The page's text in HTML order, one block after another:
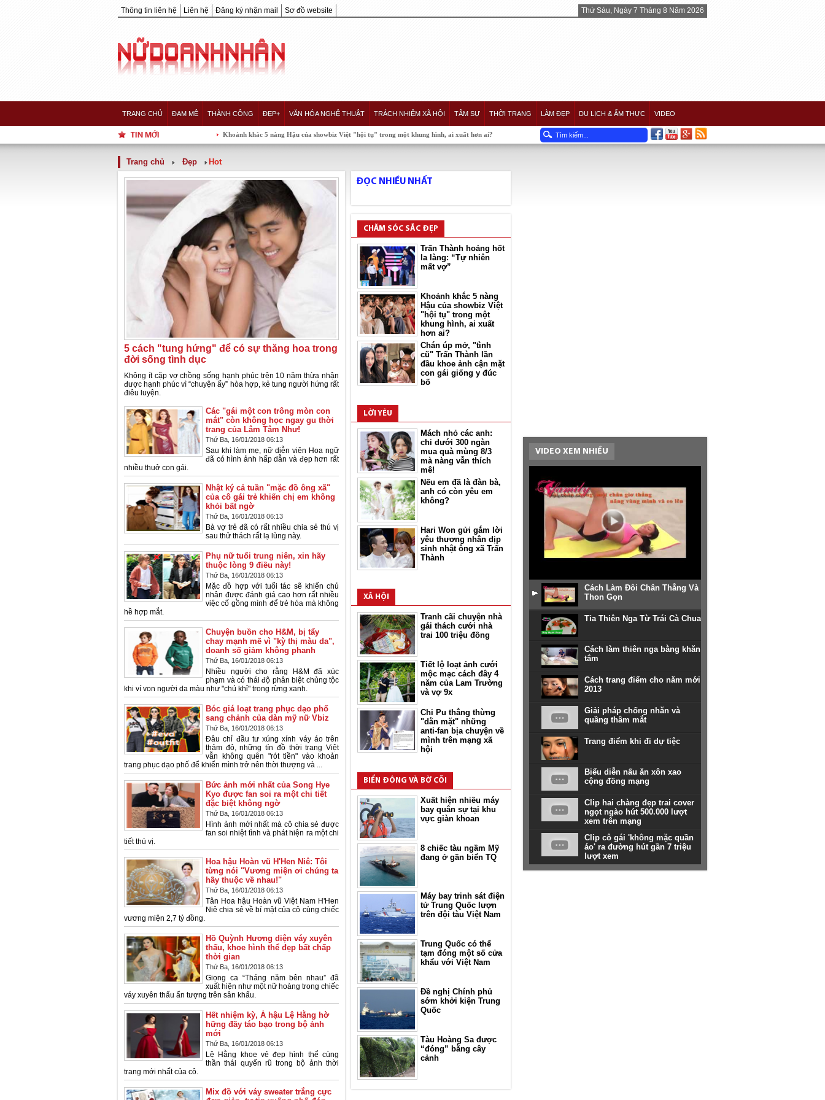
Thông tin liên hệ Liên hệ Đăng ký nhận mail Sơ đồ website Thứ Sáu, Ngày 7 Tháng 8 Năm 2026
TRANG CHỦ ĐAM MÊ THÀNH CÔNG ĐẸP+ VĂN HÓA NGHỆ THUẬT TRÁCH NHIỆM XÃ HỘI TÂM SỰ THỜI TRANG LÀM ĐẸP DU LỊCH & ẨM THỰC VIDEO
Khoảnh khắc 5 nàng Hậu của showbiz Việt "hội tụ" trong một khung hình, ai xuất hơn ai?
Trang chủ Đẹp Hot
5 cách "tung hứng" để có sự thăng hoa trong
đời sống tình dục
Không ít cặp vợ chồng sống hạnh phúc trên 10 năm thừa nhận
được hạnh phúc vì “chuyện ấy” hòa hợp, kẻ tung người hứng rất
điêu luyện.
Các "gái một con trông mòn con
mắt" còn không học ngay gu thời
trang của Lâm Tâm Như!
Thứ Ba, 16/01/2018 06:13
Sau khi làm mẹ, nữ diễn viên Hoa ngữ
đã có hình ảnh hấp dẫn và đẹp hơn rất
nhiều thuở con gái.
Nhật ký cả tuần "mặc đồ ông xã"
của cô gái trẻ khiến chị em không
khỏi bất ngờ
Thứ Ba, 16/01/2018 06:13
Bà vợ trẻ đã có rất nhiều chia sẻ thú vị
sau thử thách rất lạ lùng này.
Phụ nữ tuổi trung niên, xin hãy
thuộc lòng 9 điều này!
Thứ Ba, 16/01/2018 06:13
Mặc đồ hợp với tuổi tác sẽ khiến chủ
nhân được đánh giá cao hơn rất nhiều
việc cố gồng mình để trẻ hóa mà không
hề hợp mắt.
Chuyện buồn cho H&M, bị tẩy
chay mạnh mẽ vì "kỳ thị màu da",
doanh số giảm không phanh
Thứ Ba, 16/01/2018 06:13
Nhiều người cho rằng H&M đã xúc
phạm và có thái độ phân biệt chủng tộc
khi ví von người da màu như "chú khỉ" trong rừng xanh.
Bóc giá loạt trang phục dạo phố
sang chảnh của dàn mỹ nữ Vbiz
Thứ Ba, 16/01/2018 06:13
Đâu chỉ đầu tư xúng xính váy áo trên
thảm đỏ, những tín đồ thời trang Việt
vẫn không quên "rót tiền" vào khoản
trang phục dạo phố để khiến mình trở nên thời thượng và ...
Bức ảnh mới nhất của Song Hye
Kyo được fan soi ra một chi tiết
đặc biệt không ngờ
Thứ Ba, 16/01/2018 06:13
Hình ảnh mới nhất mà cô chia sẻ được
fan soi nhiệt tình và phát hiện ra một chi
tiết thú vị.
Hoa hậu Hoàn vũ H'Hen Niê: Tôi
từng nói "Vương miện ơi chúng ta
hãy thuộc về nhau!"
Thứ Ba, 16/01/2018 06:13
Tân Hoa hậu Hoàn vũ Việt Nam H'Hen
Niê chia sẻ về bí mật của cô cùng chiếc
vương miện 2,7 tỷ đồng.
Hồ Quỳnh Hương diện váy xuyên
thấu, khoe hình thể đẹp bất chấp
thời gian
Thứ Ba, 16/01/2018 06:13
Giọng ca “Tháng năm bên nhau” đã
xuất hiện như một nữ hoàng trong chiếc
váy xuyên thấu ấn tượng trên sân khấu.
Hết nhiệm kỳ, Á hậu Lệ Hằng hờ
hững đầy táo bạo trong bộ ảnh
mới
Thứ Ba, 16/01/2018 06:13
Lệ Hằng khoe vẻ đẹp hình thể cùng
thần thái quyến rũ trong bộ ảnh thời
trang mới nhất của cô.
Mix đồ với váy sweater trắng cực
ĐỌC NHIỀU NHẤT
CHĂM SÓC SẮC ĐẸP
Trấn Thành hoảng hốt
la làng: “Tự nhiên
mất vợ”
Khoảnh khắc 5 nàng
Hậu của showbiz Việt
"hội tụ" trong một
khung hình, ai xuất
hơn ai?
Chán úp mở, "tình
cũ" Trấn Thành lần
đầu khoe ảnh cận mặt
con gái giống y đúc
bố
LỜI YÊU
Mách nhỏ các anh:
chi dưới 300 ngàn
mua quà mùng 8/3
mà nàng vẫn thích
mê!
Nếu em đã là đàn bà,
anh có còn yêu em
không?
Hari Won gửi gắm lời
yêu thương nhân dịp
sinh nhật ông xã Trấn
Thành
XÃ HỘI
Tranh cãi chuyện nhà
gái thách cưới nhà
trai 100 triệu đồng
Tiết lộ loạt ảnh cưới
mộc mạc cách đây 4
năm của Lam Trường
và vợ 9x
Chi Pu thẳng thừng
"dằn mặt" những
anti-fan bịa chuyện về
mình trên mạng xã
hội
BIỂN ĐÔNG VÀ BỜ CÕI
Xuất hiện nhiều máy
bay quân sự tại khu
vực giàn khoan
8 chiếc tàu ngầm Mỹ
đang ở gần biển TQ
Máy bay trinh sát điện
tử Trung Quốc lượn
trên đội tàu Việt Nam
Trung Quốc có thể
tạm đóng một số cửa
khẩu với Việt Nam
Đề nghị Chính phủ
sớm khởi kiện Trung
Quốc
Tàu Hoàng Sa được
“đóng” bằng cây
cảnh
VIDEO XEM NHIỀU
Cách Làm Đôi Chân Thẳng Và
Thon Gọn
Tỉa Thiên Nga Từ Trái Cà Chua
Cách làm thiên nga bằng khăn
tắm
Cách trang điểm cho năm mới
2013
Giải pháp chống nhăn và
quầng thâm mắt
Trang điểm khi đi dự tiệc
Biểu diễn nấu ăn xôn xao
cộng đồng mạng
Clip hai chàng đẹp trai cover
ngọt ngào hút 500.000 lượt
xem trên mạng
Clip cô gái 'không mặc quần
áo' ra đường hút gần 7 triệu
lượt xem